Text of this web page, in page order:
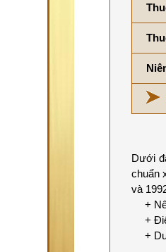
Dưới
chuẩn
và
+
+
+